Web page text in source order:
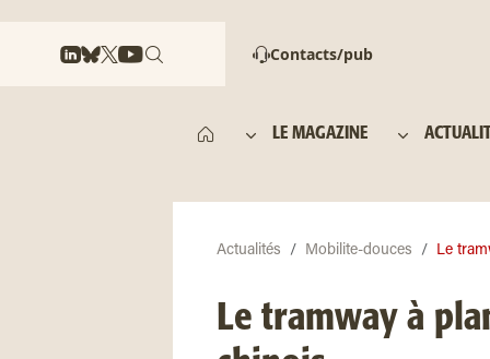
Contacts/pub
LE MAGAZINE
Actualités Mobilite-douces Le
Le tramway à